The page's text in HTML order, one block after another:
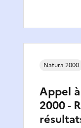
Appel
2000 -
Natura 2000